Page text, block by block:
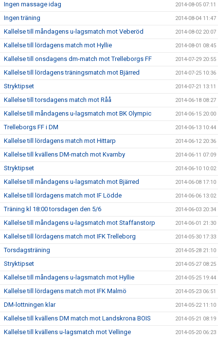
Ingen massage idag 2014-08-05 07:11
Ingen träning 2014-08-04 11:47
Kallelse till måndagens u-lagsmatch mot Veberöd 2014-08-02 20:07
Kallelse till lördagens match mot Hyllie 2014-08-01 08:45
Kallelse till onsdagens dm-match mot Trelleborgs FF 2014-07-29 20:55
Kallelse till lördagens träningsmatch mot Bjärred 2014-07-25 10:36
Stryktipset 2014-07-21 13:11
Kallelse till torsdagens match mot Råå 2014-06-18 08:27
Kallelse till måndagens u-lagsmatch mot BK Olympic 2014-06-15 20:00
Trelleborgs FF i DM 2014-06-13 10:44
Kallelse till lördagens match mot Hittarp 2014-06-12 20:36
Kallelse till kvällens DM-match mot Kvarnby 2014-06-11 07:09
Stryktipset 2014-06-10 10:02
Kallelse till måndagens u-lagsmatch mot Bjärred 2014-06-08 17:10
Kallelse till lördagens match mot IF Lödde 2014-06-06 13:02
Träning kl 18:00 torsdagen den 5/6 2014-06-03 20:34
Kallelse till måndagens u-lagsmatch mot Staffanstorp 2014-06-01 21:30
Kallelse till lördagens match mot IFK Trelleborg 2014-05-30 17:33
Torsdagsträning 2014-05-28 21:10
Stryktipset 2014-05-27 08:25
Kallelse till måndagens u-lagsmatch mot Hyllie 2014-05-25 19:44
Kallelse till lördagens match mot IFK Malmö 2014-05-23 06:51
DM-lottningen klar 2014-05-22 11:10
Kallelse till kvällens DM match mot Landskrona BOIS 2014-05-21 08:19
Kallelse till kvällens u-lagsmatch mot Vellinge 2014-05-20 06:23